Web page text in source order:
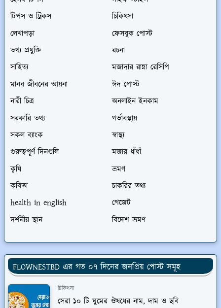
টিপস ও ট্রিকস
চিকিৎসা
লেখাপড়া
ফেসবুক পোস্ট
তথ্য প্রযুক্তি
রচনা
সাহিত্য
মজাদার রান্না রেসিপি
মানব জীবনের আয়না
ঈদ পোস্ট
নারী চিত্র
অনলাইন ইনকাম
সরকারি তথ্য
গর্ভাবস্থায়
সকল ব্যাংক
স্বাস্থ্য
গুরুত্বপূর্ণ দিনগুলি
মজার ধাঁধাঁ
কৃষি
ভ্রমণ
কবিতা
চাকরির তথ্য
health in english
গেজেট
দর্শনীয় স্থান
বিদেশ ভ্রমণ
FLOWNESTBD এর গত ০৭ দিনের জনপ্রিয় পোস্ট সমূহ
চিকিৎসা
সেরা ১০ টি ঘুমের ঔষধের নাম, দাম ও ছবি